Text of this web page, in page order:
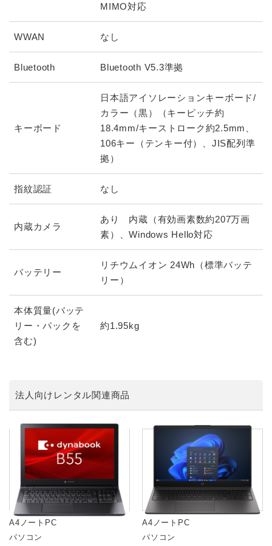
MIMO対応
WWAN なし
Bluetooth Bluetooth V5.3準拠
キーボード
日本語アイソレーションキーボード/
カラー（黒）（キーピッチ約
18.4mm/キーストローク約2.5mm、
106キー（テンキー付）、JIS配列準
拠）
指紋認証 なし
内蔵カメラ
あり 内蔵（有効画素数約207万画
素）、Windows Hello対応
バッテリー
リチウムイオン 24Wh（標準バッテ
リー）
本体質量(バッテ
リー・パックを
含む)
約1.95kg
法人向けレンタル関連商品
A4ノートPC
パソコン
A4ノートPC
パソコン